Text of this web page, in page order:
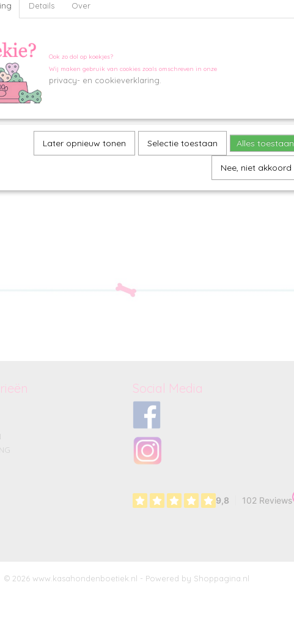
Social Media
© 2026 www.kasahondenboetiek.nl - Powered by Shoppagina.nl
Details Over
Ook zo dol op koekjes?
Wij maken gebruik van cookies zoals omschreven in onze
privacy- en cookieverklaring.
Later opnieuw tonen Selectie toestaan Alles toestaan
Nee, niet akkoord